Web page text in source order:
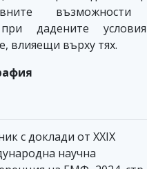
дадените
влияещи върху тях.
с доклади от XXIX
научна